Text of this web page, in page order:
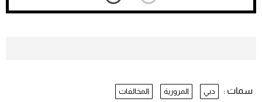
يفوز على برينغا بـ"الضربة القاضية" (فيديو)
سمات : دبي المرورية المخالفات